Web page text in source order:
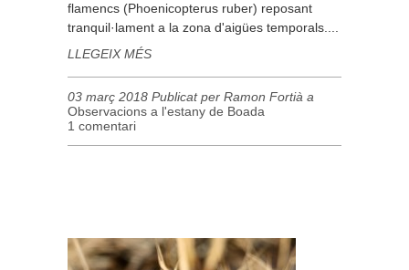
flamencs (Phoenicopterus ruber) reposant
tranquil·lament a la zona d'aigües temporals....
LLEGEIX MÉS
03 març 2018 Publicat per Ramon Fortià a
Observacions a l'estany de Boada
1 comentari